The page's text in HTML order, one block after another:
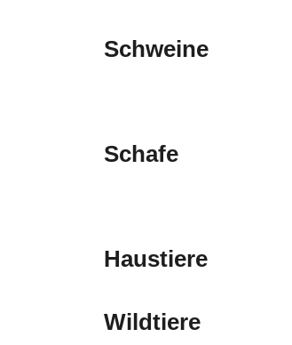
Schweine
Schafe
Haustiere
Wildtiere